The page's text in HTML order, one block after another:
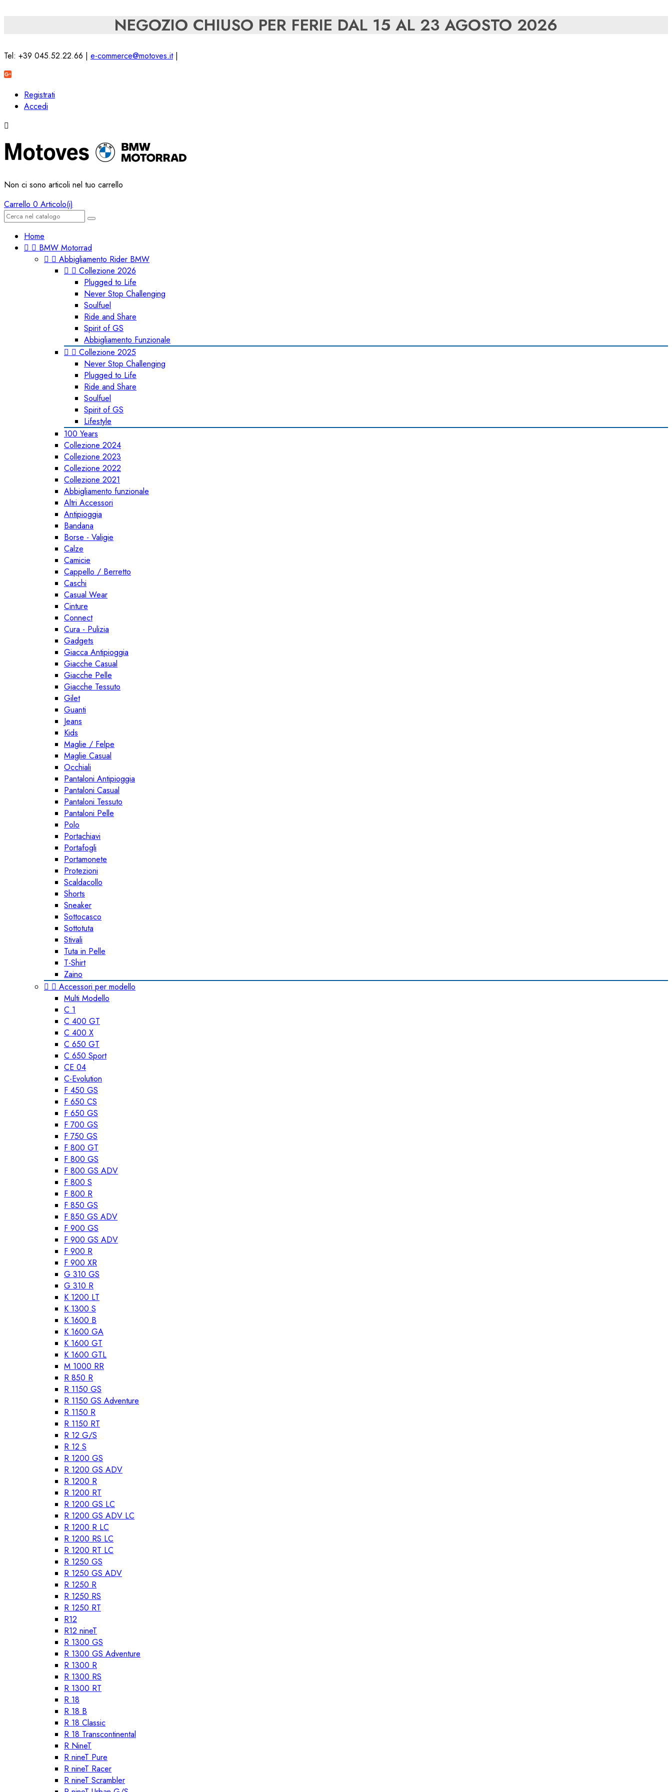
NEGOZIO CHIUSO PER FERIE DAL 15 AL 23 AGOSTO 2026
Tel: +39 045.52.22.66 | e-commerce@motoves.it|
Registrati
Accedi

Non ci sono articoli nel tuo carrello
Carrello 0 Articolo(i)
Home
  BMW Motorrad
  Abbigliamento Rider BMW
  Collezione 2026
Plugged to Life
Never Stop Challenging
Soulfuel
Ride and Share
Spirit of GS
Abbigliamento Funzionale
  Collezione 2025
Never Stop Challenging
Plugged to Life
Ride and Share
Soulfuel
Spirit of GS
Lifestyle
100 Years
Collezione 2024
Collezione 2023
Collezione 2022
Collezione 2021
Abbigliamento funzionale
Altri Accessori
Antipioggia
Bandana
Borse - Valigie
Calze
Camicie
Cappello / Berretto
Caschi
Casual Wear
Cinture
Connect
Cura - Pulizia
Gadgets
Giacca Antipioggia
Giacche Casual
Giacche Pelle
Giacche Tessuto
Gilet
Guanti
Jeans
Kids
Maglie / Felpe
Maglie Casual
Occhiali
Pantaloni Antipioggia
Pantaloni Casual
Pantaloni Tessuto
Pantaloni Pelle
Polo
Portachiavi
Portafogli
Portamonete
Protezioni
Scaldacollo
Shorts
Sneaker
Sottocasco
Sottotuta
Stivali
Tuta in Pelle
T-Shirt
Zaino
  Accessori per modello
Multi Modello
C 1
C 400 GT
C 400 X
C 650 GT
C 650 Sport
CE 04
C-Evolution
F 450 GS
F 650 CS
F 650 GS
F 700 GS
F 750 GS
F 800 GT
F 800 GS
F 800 GS ADV
F 800 S
F 800 R
F 850 GS
F 850 GS ADV
F 900 GS
F 900 GS ADV
F 900 R
F 900 XR
G 310 GS
G 310 R
K 1200 LT
K 1300 S
K 1600 B
K 1600 GA
K 1600 GT
K 1600 GTL
M 1000 RR
R 850 R
R 1150 GS
R 1150 GS Adventure
R 1150 R
R 1150 RT
R 12 G/S
R 12 S
R 1200 GS
R 1200 GS ADV
R 1200 R
R 1200 RT
R 1200 GS LC
R 1200 GS ADV LC
R 1200 R LC
R 1200 RS LC
R 1200 RT LC
R 1250 GS
R 1250 GS ADV
R 1250 R
R 1250 RS
R 1250 RT
R12
R12 nineT
R 1300 GS
R 1300 GS Adventure
R 1300 R
R 1300 RS
R 1300 RT
R 18
R 18 B
R 18 Classic
R 18 Transcontinental
R NineT
R nineT Pure
R nineT Racer
R nineT Scrambler